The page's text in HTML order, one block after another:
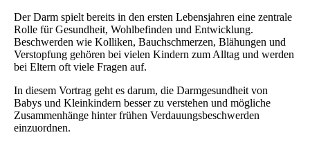
Der Darm spielt bereits in den ersten Lebensjahren eine zentrale
Rolle für Gesundheit, Wohlbefinden und Entwicklung.
Beschwerden wie Kolliken, Bauchschmerzen, Blähungen und
Verstopfung gehören bei vielen Kindern zum Alltag und werden
bei Eltern oft viele Fragen auf.
In diesem Vortrag geht es darum, die Darmgesundheit von
Babys und Kleinkindern besser zu verstehen und mögliche
Zusammenhänge hinter frühen Verdauungsbeschwerden
einzuordnen.